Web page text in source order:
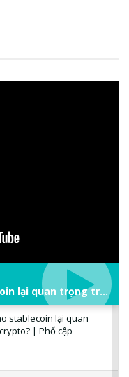
Stablecoin là gì? Tại sao stablecoin lại quan trọng trong thị trường crypto? | Phổ cập Blockchain
stablecoin lại quan
| Phổ cập